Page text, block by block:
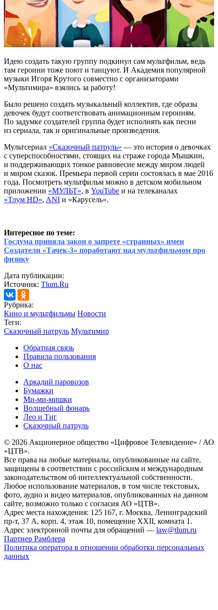
Идею создать такую группу подкинул сам мультфильм, ведь
там героини тоже поют и танцуют. И Академия популярной
музыки Игоря Крутого совместно с организаторами
«Мультимира» взялись за работу!
Было решено создать музыкальный коллектив, где образы
девочек будут соответствовать анимационным героиням.
По задумке создателей группа будет исполнять как песни
из сериала, так и оригинальные произведения.
Мультсериал «Сказочный патруль» — это история о девочках
с суперспособностями, стоящих на страже города Мышкин,
и поддерживающих тонкое равновесие между миром людей
и миром сказок. Премьера первой серии состоялась в мае 2016
года. Посмотреть мультфильм можно в детском мобильном
приложении «МУЛЬТ», в YouTube и на телеканалах
«Тлум HD», ANI и «Карусель».
Интересное по теме:
Госдума приняла закон о запрете «странных» имен
Создатели «Тачек-3» поработают над мультфильмом про
физику
Дата публикации:
Источник: Tlum.Ru
Рубрика:
Кино и мультфильмы Новости
Теги:
Сказочный патруль Мультимир
Обратная связь
Правила пользования
О нас
Аркадий паровозов
Бумажки
Ми-ми-мишки
Волшебный фонарь
Лео и Тиг
Сказочный патруль
© 2026 Акционерное общество «Цифровое Телевидение» / АО
«ЦТВ».
Все права на любые материалы, опубликованные на сайте,
защищены в соответствии с российским и международным
законодательством об интеллектуальной собственности.
Любое использование материалов, в том числе текстовых,
фото, аудио и видео материалов, опубликованных на данном
сайте, возможно только с согласия АО «ЦТВ».
Адрес места нахождения: 125 167, г. Москва, Ленинградский
пр-т, 37 А, корп. 4, этаж 10, помещение XXII, комната 1.
Адрес электронной почты для обращений — law@tlum.ru
Партнер Рамблера
Политика оператора в отношении обработки персональных
данных